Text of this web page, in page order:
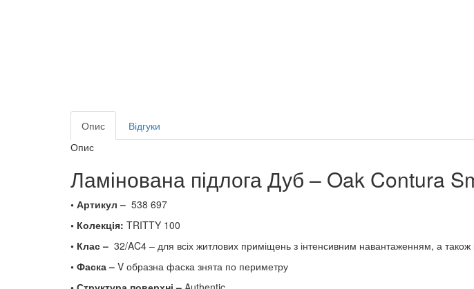
Опис
Відгуки
Опис
Ламінована підлога Дуб – Oak Contura
• Артикул – 538 697
• Колекція: TRITTY 100
• Клас – 32/AC4 – для всіх житлових приміщень з інтенсивним навантаженням, а
• Фаска – V образна фаска знята по периметру